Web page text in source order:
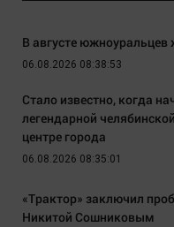
В августе
06.08.2026 08:38:53
Стало известно, когда
легендарной
центре города
06.08.2026 08:35:01
«Трактор» заключил
Никитой Сошниковым